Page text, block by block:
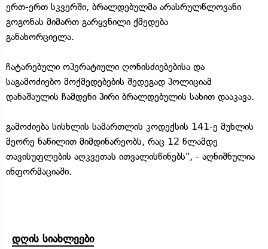
ერთ-ერთ სკვერში, ბრალდებულმა არასრულწლოვანი
გოგონას მიმართ გარყვნილი ქმედება
განახორციელა.
ჩატარებული ოპერატიული ღონისძიებებისა და
საგამოძიებო მოქმედებების შედეგად პოლიციამ
დანაშაულის ჩამდენი პირი ბრალდებულის სახით დააკავა.
გამოძიება სისხლის სამართლის კოდექსის 141-ე მუხლის
მეორე ნაწილით მიმდინარეობს, რაც 12 წლამდე
თავისუფლების აღკვეთას ითვალისწინებს", - აღნიშნულია
ინფორმაციაში.
დღის სიახლეები